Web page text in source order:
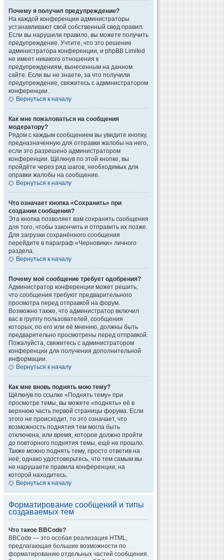
Почему я получил предупреждение?
На каждой конференции администраторы
устанавливают свой собственный свод правил.
Если вы нарушили правило, вы можете получить
предупреждение. Учтите, что это решение
администратора конференции, и phpBB Limited
не имеет никакого отношения к
предупреждениям, вынесенным на данном
сайте. Если вы не знаете, за что получили
предупреждение, свяжитесь с администратором
конференции.
Вернуться к началу
Как мне пожаловаться на сообщения
модератору?
Рядом с каждым сообщением вы увидите кнопку,
предназначенную для отправки жалобы на него,
если это разрешено администратором
конференции. Щёлкнув по этой кнопке, вы
пройдёте через ряд шагов, необходимых для
оправки жалобы на сообщение.
Вернуться к началу
Что означает кнопка «Сохранить» при
создании сообщения?
Эта кнопка позволяет вам сохранять сообщения
для того, чтобы закончить и отправить их позже.
Для загрузки сохранённого сообщения
перейдите в параграф «Черновики» личного
раздела.
Вернуться к началу
Почему моё сообщение требует одобрения?
Администратор конференции может решить,
что сообщения требуют предварительного
просмотра перед отправкой на форум.
Возможно также, что администратор включил
вас в группу пользователей, сообщения
которых, по его или её мнению, должны быть
предварительно просмотрены перед отправкой.
Пожалуйста, свяжитесь с администратором
конференции для получения дополнительной
информации.
Вернуться к началу
Как мне вновь поднять мою тему?
Щёлкнув по ссылке «Поднять тему» при
просмотре темы, вы можете «поднять» её в
верхнюю часть первой страницы форума. Если
этого не происходит, то это означает, что
возможность поднятия тем могла быть
отключена, или время, которое должно пройти
до повторного поднятия темы, ещё не прошло.
Также можно поднять тему, просто ответив на
неё, однако удостоверьтесь, что тем самым вы
не нарушаете правила конференции, на
которой находитесь.
Вернуться к началу
Форматирование сообщений и типы
создаваемых тем
Что такое BBCode?
BBCode — это особая реализация HTML,
предлагающая большие возможности по
форматированию отдельных частей сообщения.